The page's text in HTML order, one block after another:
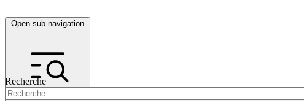
Open sub navigation
Recherche